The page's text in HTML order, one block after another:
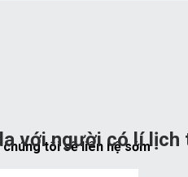
tôi sẽ liên hệ sớm
với người có lí lịch